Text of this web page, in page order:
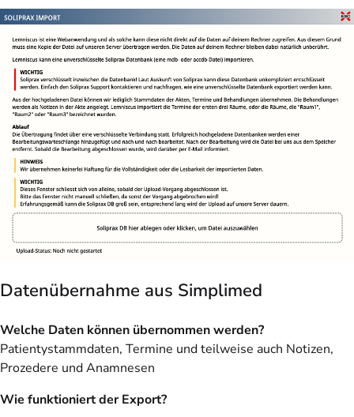
Datenübernahme aus Simplimed
Welche Daten können übernommen werden?
Patientystammdaten, Termine und teilweise auch Notizen,
Prozedere und Anamnesen
Wie funktioniert der Export?